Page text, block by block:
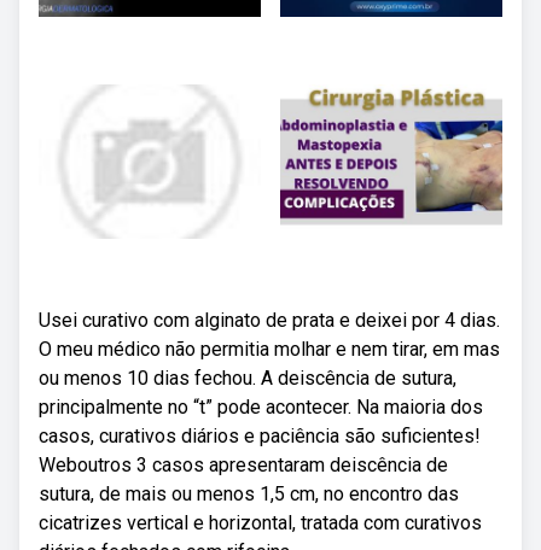
Usei curativo com alginato de prata e deixei por 4 dias.
O meu médico não permitia molhar e nem tirar, em mas
ou menos 10 dias fechou. A deiscência de sutura,
principalmente no “t” pode acontecer. Na maioria dos
casos, curativos diários e paciência são suficientes!
Weboutros 3 casos apresentaram deiscência de
sutura, de mais ou menos 1,5 cm, no encontro das
cicatrizes vertical e horizontal, tratada com curativos